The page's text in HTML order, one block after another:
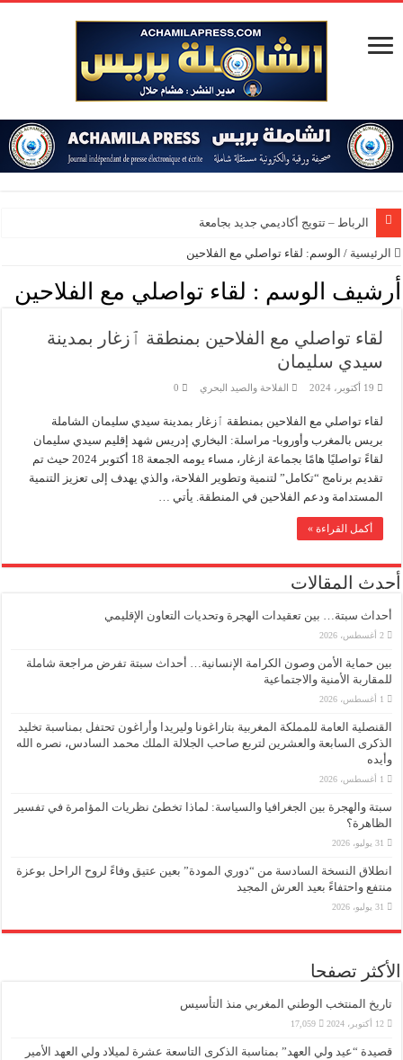
الرباط – تتويج أكاديمي جديد بجامعة محمد
الرئيسية / الوسم: لقاء تواصلي مع الفلاحين
أرشيف الوسم : لقاء تواصلي مع الفلاحين
لقاء تواصلي مع الفلاحين بمنطقة ٱزغار بمدينة
سيدي سليمان
19 أكتوبر، 2024 الفلاحة والصيد البحري 0
لقاء تواصلي مع الفلاحين بمنطقة ٱزغار بمدينة سيدي سليمان الشاملة
بريس بالمغرب وأوروبا- مراسلة: البخاري إدريس شهد إقليم سيدي سليمان
لقاءً تواصليًا هامًا بجماعة ازغار، مساء يومه الجمعة 18 أكتوبر 2024 حيث تم
تقديم برنامج “تكامل” لتنمية وتطوير الفلاحة، والذي يهدف إلى تعزيز التنمية
المستدامة ودعم الفلاحين في المنطقة. يأتي …
أكمل القراءة »
أحدث المقالات
أحداث سبتة… بين تعقيدات الهجرة وتحديات التعاون الإقليمي
2 أغسطس، 2026
بين حماية الأمن وصون الكرامة الإنسانية… أحداث سبتة تفرض مراجعة شاملة
للمقاربة الأمنية والاجتماعية
1 أغسطس، 2026
القنصلية العامة للمملكة المغربية بتاراغونا وليريدا وأراغون تحتفل بمناسبة تخليد
الذكرى السابعة والعشرين لتربع صاحب الجلالة الملك محمد السادس، نصره الله
وأيده
1 أغسطس، 2026
سبتة والهجرة بين الجغرافيا والسياسة: لماذا تخطئ نظريات المؤامرة في تفسير
الظاهرة؟
31 يوليو، 2026
انطلاق النسخة السادسة من “دوري المودة” بعين عتيق وفاءً لروح الراحل بوعزة
منتفع واحتفاءً بعيد العرش المجيد
31 يوليو، 2026
الأكثر تصفحا
تاريخ المنتخب الوطني المغربي منذ التأسيس
12 أكتوبر، 2024 17,059
قصيدة “عيد ولي العهد” بمناسبة الذكرى التاسعة عشرة لميلاد ولي العهد الأمير